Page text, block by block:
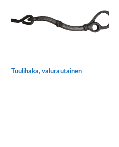
Tuulihaka, valurautainen